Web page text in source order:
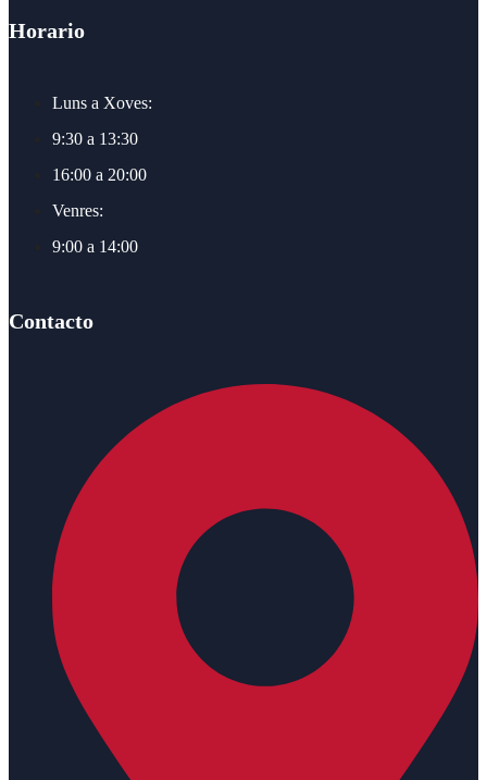
Horario
Luns a Xoves:
9:30 a 13:30
16:00 a 20:00
Venres:
9:00 a 14:00
Contacto